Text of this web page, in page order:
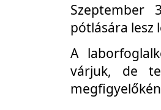
Szeptember
pótlására lesz
A
várjuk, de